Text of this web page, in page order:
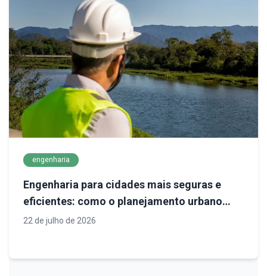
engenharia
Engenharia para cidades mais seguras e
eficientes: como o planejamento urbano
define o futuro da infraestrutura
22 de julho de 2026